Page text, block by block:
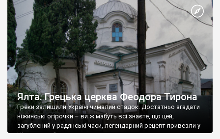
Ялта. Грецька церква Феодора Тирона
Греки залишили Україні чималий спадок. Достатньо згадати
ніжинські огірочки – ви ж мабуть всі знаєте, що цей,
загублений у радянські часи, легендарний рецепт привезли у
Ніжин греки?